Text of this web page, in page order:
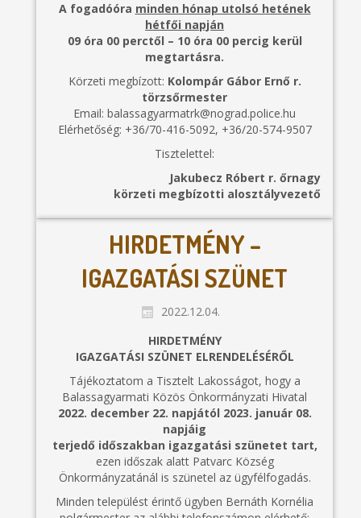
A fogadóóra minden hónap utolsó hetének
hétfői napján
09 óra 00 perctől – 10 óra 00 percig kerül
megtartásra.
Körzeti megbízott: Kolompár Gábor Ernő r.
törzsőrmester
Email: balassagyarmatrk@nograd.police.hu
Elérhetőség: +36/70-416-5092, +36/20-574-9507
Tisztelettel:
Jakubecz Róbert r. őrnagy
körzeti megbízotti alosztályvezető
HIRDETMÉNY –
IGAZGATÁSI SZÜNET
2022.12.04.
HIRDETMÉNY
IGAZGATÁSI SZÜNET ELRENDELÉSÉRŐL
Tájékoztatom a Tisztelt Lakosságot, hogy a
Balassagyarmati Közös Önkormányzati Hivatal
2022. december 22. napjától 2023. január 08.
napjáig
terjedő időszakban igazgatási szünetet tart,
ezen időszak alatt Patvarc Község
Önkormányzatánál is szünetel az ügyfélfogadás.
Minden települést érintő ügyben Bernáth Kornélia